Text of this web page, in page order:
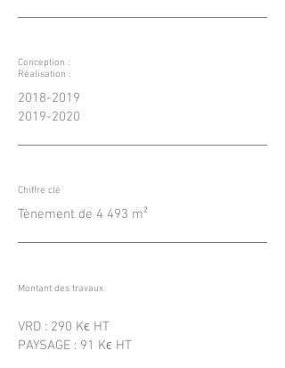
Conception :
Réalisation :
2018-2019
2019-2020
Chiffre clé
Tènement de 4 493 m²
Montant des travaux
VRD : 290 Kϵ HT
PAYSAGE : 91 Kϵ HT